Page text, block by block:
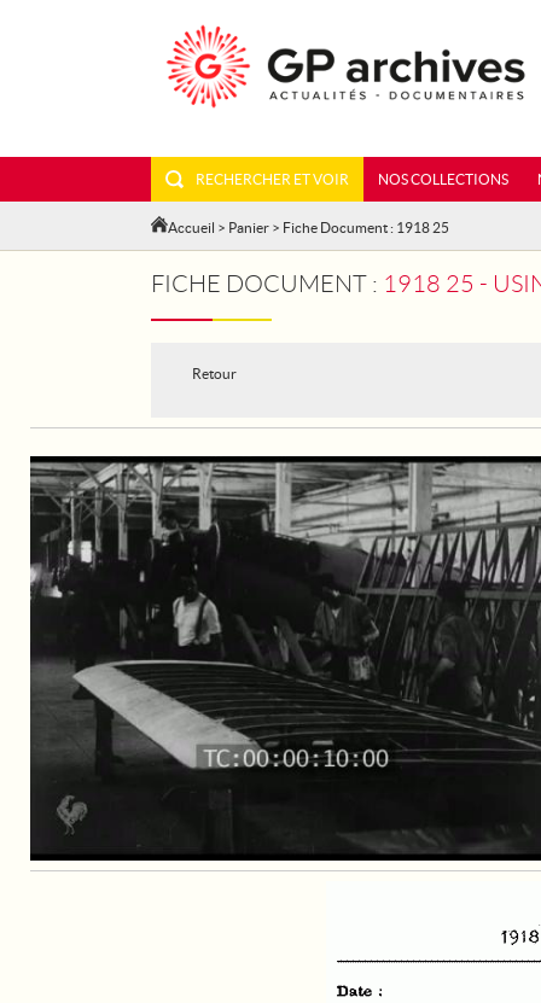
RECHERCHER ET VOIR NOS COLLECTIONS
Accueil > Panier > Fiche Document : 1918 25
FICHE DOCUMENT : 1918 25 -
Retour